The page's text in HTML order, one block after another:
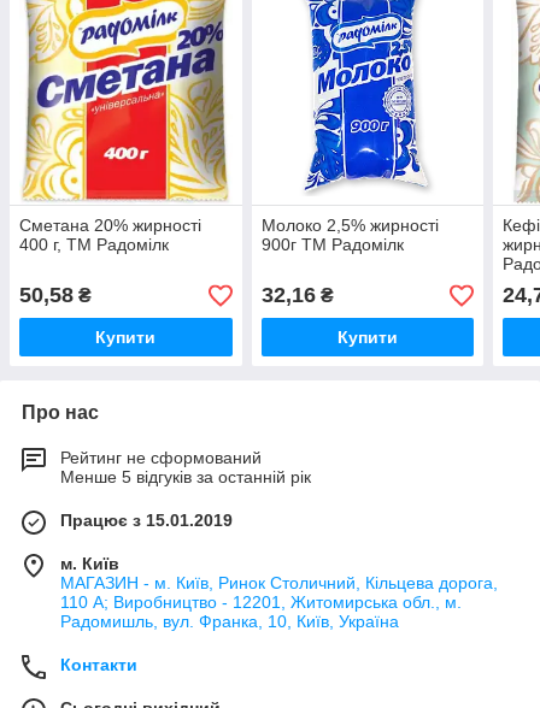
Сметана 20% жирності
400 г, ТМ Радомілк
50,58 ₴
Купити
Молоко 2,5% жирності
900г ТМ Радомілк
32,16₴
Купити
Про нас
Рейтинг не сформований
Менше 5 відгуків за останній рік
Працює з 15.01.2019
м. Київ
МАГАЗИН - м. Київ, Ринок Столичний, Кільцева дорога,
110 А; Виробництво - 12201, Житомирська обл., м.
Радомишль, вул. Франка, 10, Київ, Україна
Контакти